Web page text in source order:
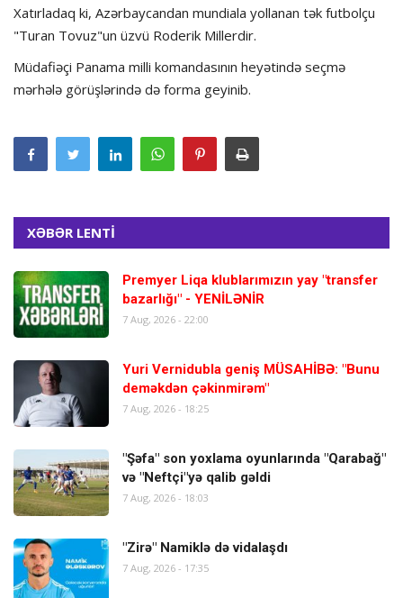
Xatırladaq ki, Azərbaycandan mundiala yollanan tək futbolçu
"Turan Tovuz"un üzvü Roderik Millerdir.
Müdafiəçi Panama milli komandasının heyətində seçmə
mərhələ görüşlərində də forma geyinib.
XƏBƏR LENTİ
Premyer Liqa klublarımızın yay "transfer
bazarlığı" - YENİLƏNİR
7 Aug, 2026 - 22:00
Yuri Vernidubla geniş MÜSAHİBƏ: "Bunu
deməkdən çəkinmirəm"
7 Aug, 2026 - 18:25
"Şəfa" son yoxlama oyunlarında "Qarabağ"
və "Neftçi"yə qalib gəldi
7 Aug, 2026 - 18:03
"Zirə" Namiklə də vidalaşdı
7 Aug, 2026 - 17:35